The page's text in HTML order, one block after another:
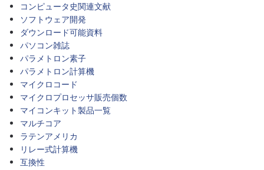
コンピュータ史関連文献
ソフトウェア開発
ダウンロード可能資料
パソコン雑誌
パラメトロン素子
パラメトロン計算機
マイクロコード
マイクロプロセッサ販売個数
マイコンキット製品一覧
マルチコア
ラテンアメリカ
リレー式計算機
互換性